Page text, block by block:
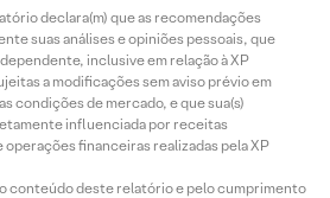
declara(m) que as recomendações
suas análises e opiniões pessoais, que
inclusive em relação à XP
a modificações sem aviso prévio em
condições de mercado, e que sua(s)
influenciada por receitas
financeiras realizadas pela XP
conteúdo deste relatório e pelo cumprimento